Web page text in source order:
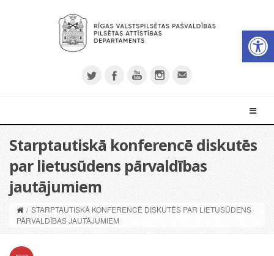
Starptautiskā konferencē diskutēs
par lietusūdens pārvaldības
jautājumiem
/ STARPTAUTISKĀ KONFERENCĒ DISKUTĒS PAR LIETUSŪDENS
PĀRVALDĪBAS JAUTĀJUMIEM